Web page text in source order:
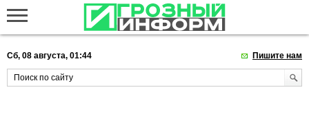
Сб, 08 августа, 01:44 Пишите нам